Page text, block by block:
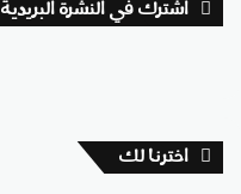
اشترك في النشرة البريدية
اخترنا لك